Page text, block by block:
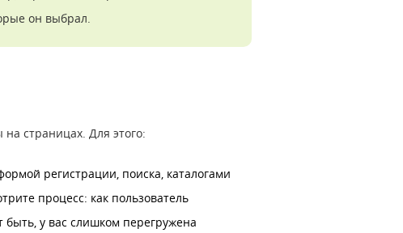
он выбрал.
страницах. Для этого:
регистрации, поиска, каталогами
процесс: как пользователь
у вас слишком перегружена